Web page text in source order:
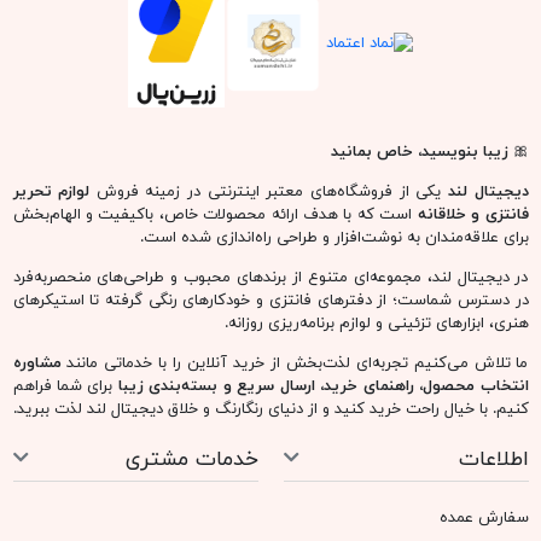
🎀زیبا بنویسید، خاص بمانید
دیجیتال لند یکی از فروشگاه‌های معتبر اینترنتی در زمینه فروش لوازم تحریر
فانتزی و خلاقانه است که با هدف ارائه محصولات خاص، باکیفیت و الهام‌بخش
برای علاقه‌مندان به نوشت‌افزار و طراحی راه‌اندازی شده است.
در دیجیتال لند، مجموعه‌ای متنوع از برندهای محبوب و طراحی‌های منحصربه‌فرد
در دسترس شماست؛ از دفترهای فانتزی و خودکارهای رنگی گرفته تا استیکرهای
هنری، ابزارهای تزئینی و لوازم برنامه‌ریزی روزانه.
ما تلاش می‌کنیم تجربه‌ای لذت‌بخش از خرید آنلاین را با خدماتی مانندمشاوره
انتخاب محصول، راهنمای خرید، ارسال سریع و بسته‌بندی زیبا برای شما فراهم
کنیم. با خیال راحت خرید کنید و از دنیای رنگارنگ و خلاق دیجیتال لند لذت ببرید.
اطلاعات خدمات مشتری
سفارش عمده